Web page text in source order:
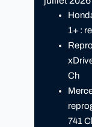
1+ :
Ch
741